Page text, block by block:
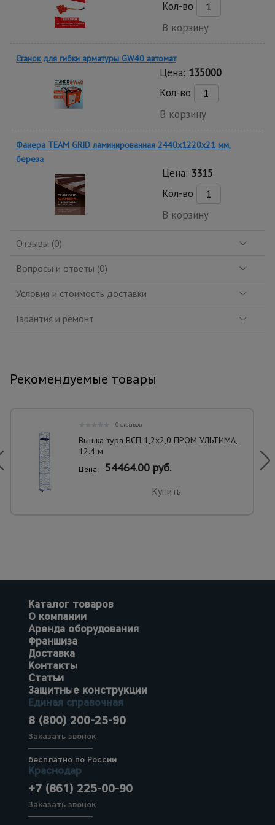
Кол-во
В корзину
Станок для гибки арматуры GW40 автомат
Цена: 135000
Кол-во
В корзину
Фанера TEAM GRID ламинированная 2440х1220х21 мм,
береза
Цена: 3315
Кол-во
В корзину
Отзывы (0)
Вопросы и ответы (0)
Условия и стоимость доставки
Гарантия и ремонт
Рекомендуемые товары
0 отзывов
Вышка-тура ВСП 1,2x2,0 ПРОМ УЛЬТИМА,
12.4 м
Цена: 54464.00 руб.
Купить
Каталог товаров
О компании
Аренда оборудования
Франшиза
Доставка
Контакты
Статьи
Защитные конструкции
Единая справочная
8 (800) 200-25-90
Заказать звонок
бесплатно по России
Краснодар
+7 (861) 225-00-90
Заказать звонок